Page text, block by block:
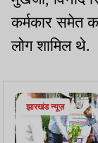
कर्मकार समेत
लोग शामिल थे.
झारखंड न्यूज़